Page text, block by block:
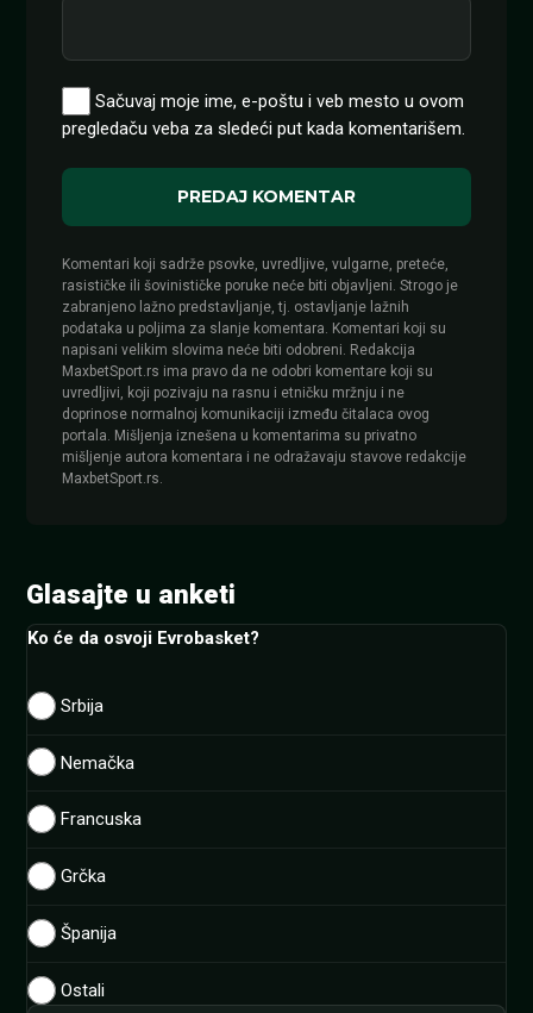
Sačuvaj moje ime, e-poštu i veb mesto u ovom
pregledaču veba za sledeći put kada komentarišem.
Komentari koji sadrže psovke, uvredljive, vulgarne, preteće,
rasističke ili šovinističke poruke neće biti objavljeni. Strogo je
zabranjeno lažno predstavljanje, tj. ostavljanje lažnih
podataka u poljima za slanje komentara. Komentari koji su
napisani velikim slovima neće biti odobreni. Redakcija
MaxbetSport.rs ima pravo da ne odobri komentare koji su
uvredljivi, koji pozivaju na rasnu i etničku mržnju i ne
doprinose normalnoj komunikaciji između čitalaca ovog
portala. Mišljenja iznešena u komentarima su privatno
mišljenje autora komentara i ne odražavaju stavove redakcije
MaxbetSport.rs.
Glasajte u anketi
Ko će da osvoji Evrobasket?
Srbija
Nemačka
Francuska
Grčka
Španija
Ostali